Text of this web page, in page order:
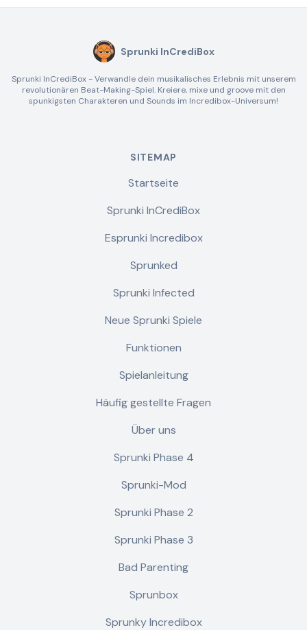
Sprunki InCrediBox
Sprunki InCrediBox - Verwandle dein musikalisches Erlebnis mit unserem
revolutionären Beat-Making-Spiel. Kreiere, mixe und groove mit den
spunkigsten Charakteren und Sounds im Incredibox-Universum!
SITEMAP
Startseite
Sprunki InCrediBox
Esprunki Incredibox
Sprunked
Sprunki Infected
Neue Sprunki Spiele
Funktionen
Spielanleitung
Häufig gestellte Fragen
Über uns
Sprunki Phase 4
Sprunki-Mod
Sprunki Phase 2
Sprunki Phase 3
Bad Parenting
Sprunbox
Sprunky Incredibox